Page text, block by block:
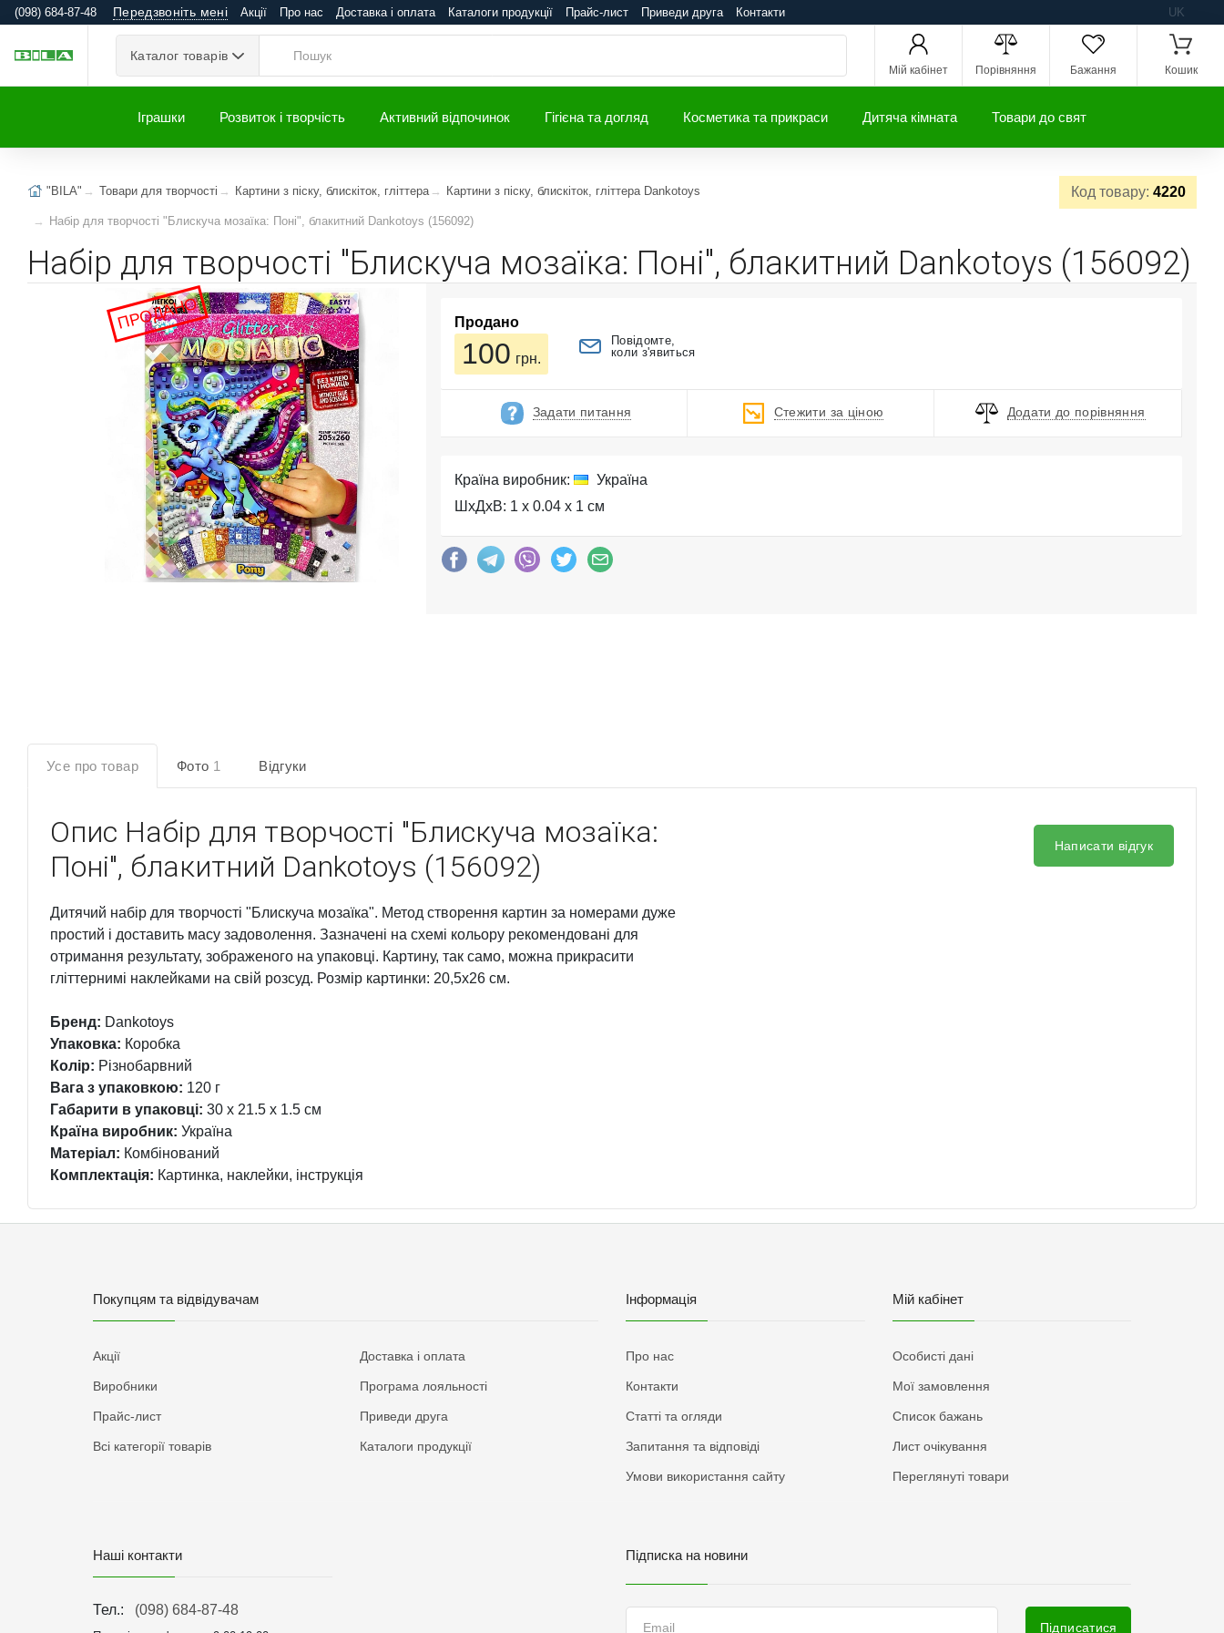
(098) 684-87-48 Передзвоніть мені Акції Про нас Доставка і оплата Каталоги продукції Прайс-лист Приведи друга Контакти UK
Каталог товарів
Мій кабінет Порівняння Бажання Кошик
Іграшки Розвиток і творчість Активний відпочинок Гігієна та догляд Косметика та прикраси Дитяча кімната Товари до свят
Код товару: 4220
"BILA" Товари для творчості Картини з піску, блискіток, гліттера Картини з піску, блискіток, гліттера Dankotoys
Набір для творчості "Блискуча мозаїка: Поні", блакитний Dankotoys (156092)
Набір для творчості "Блискуча мозаїка: Поні", блакитний Dankotoys (156092)
ПРОДАНО Продано
100 грн.
Повідомте,
коли з'явиться
Задати питання Стежити за ціною Додати до порівняння
Країна виробник:
Україна
ШхДхВ: 1 x 0.04 x 1 см
Усе про товар Фото 1 Відгуки
Опис Набір для творчості "Блискуча мозаїка:
Поні", блакитний Dankotoys (156092)
Дитячий набір для творчості "Блискуча мозаїка". Метод створення картин за номерами дуже
простий і доставить масу задоволення. Зазначені на схемі кольору рекомендовані для
отримання результату, зображеного на упаковці. Картину, так само, можна прикрасити
гліттернимі наклейками на свій розсуд. Розмір картинки: 20,5х26 см.
Бренд: Dankotoys
Упаковка: Коробка
Колір: Різнобарвний
Вага з упаковкою: 120 г
Габарити в упаковці: 30 x 21.5 x 1.5 см
Країна виробник: Україна
Матеріал: Комбінований
Комплектація: Картинка, наклейки, інструкція
Написати відгук
Покупцям та відвідувачам
Акції
Виробники
Прайс-лист
Всі категорії товарів
Доставка і оплата
Програма лояльності
Приведи друга
Каталоги продукції
Інформація
Про нас
Контакти
Статті та огляди
Запитання та відповіді
Умови використання сайту
Мій кабінет
Особисті дані
Мої замовлення
Список бажань
Лист очікування
Переглянуті товари
Наші контакти
Тел.: (098) 684-87-48
Підписка на новини
Підписатися